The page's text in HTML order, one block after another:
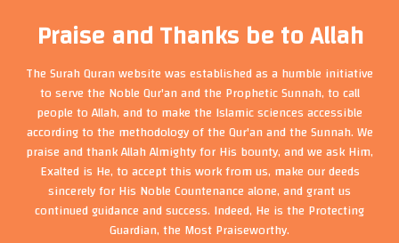
Praise and Thanks be to Allah
The Surah Quran website was established as a humble initiative
to serve the Noble Qur'an and the Prophetic Sunnah, to call
people to Allah, and to make the Islamic sciences accessible
according to the methodology of the Qur'an and the Sunnah. We
praise and thank Allah Almighty for His bounty, and we ask Him,
Exalted is He, to accept this work from us, make our deeds
sincerely for His Noble Countenance alone, and grant us
continued guidance and success. Indeed, He is the Protecting
Guardian, the Most Praiseworthy.